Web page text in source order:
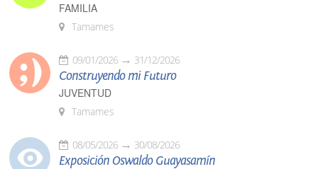
FAMILIA
Tamames
09/01/2026 31/12/2026
Construyendo mi Futuro
JUVENTUD
Tamames
08/05/2026 30/08/2026
Exposición Oswaldo Guayasamín